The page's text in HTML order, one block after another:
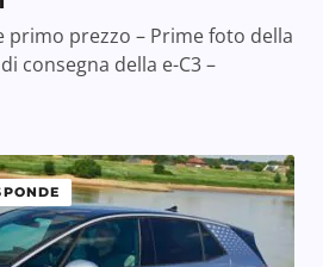
primo prezzo – Prime foto della
consegna della e-C3 –